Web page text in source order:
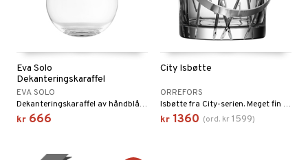
Eva Solo
Dekanteringskaraffel
EVA SOLO
Dekanteringskaraffel av håndblåst glass gjør at du får frem det beste i vinen.
kr 666
City Isbøtte
ORREFORS
Isbøtte fra City-serien. Meget fin til å sette frem på drinkbordet.
kr 1360 (ord. kr 1599)